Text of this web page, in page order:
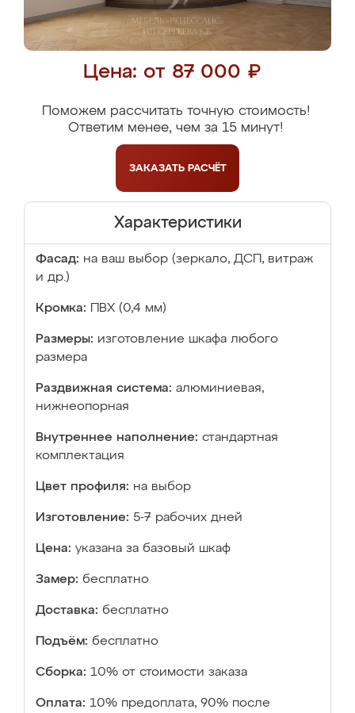
Цена: от 87 000 ₽
Поможем рассчитать точную стоимость!
Ответим менее, чем за 15 минут!
ЗАКАЗАТЬ РАСЧЁТ
Характеристики
Фасад: на ваш выбор (зеркало, ДСП, витраж
и др.)
Кромка: ПВХ (0,4 мм)
Размеры: изготовление шкафа любого
размера
Раздвижная система: алюминиевая,
нижнеопорная
Внутреннее наполнение: стандартная
комплектация
Цвет профиля: на выбор
Изготовление: 5-7 рабочих дней
Цена: указана за базовый шкаф
Замер: бесплатно
Доставка: бесплатно
Подъём: бесплатно
Сборка: 10% от стоимости заказа
Оплата: 10% предоплата, 90% после